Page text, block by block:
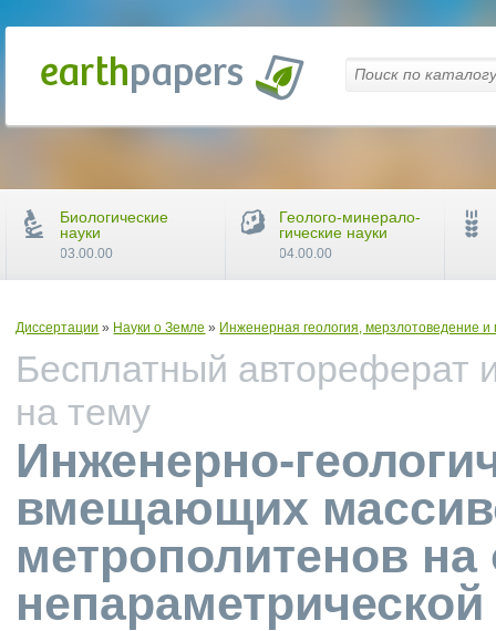
Диссертации » Науки о Земле » Инженерная геология, мерзлотоведение и
Бесплатный автореферат
на тему
Инженерно-
вмещающих
метрополитенов
непараметрической
Биологические
науки
03.00.00
Геолого-минерало-
гические науки
04.00.00